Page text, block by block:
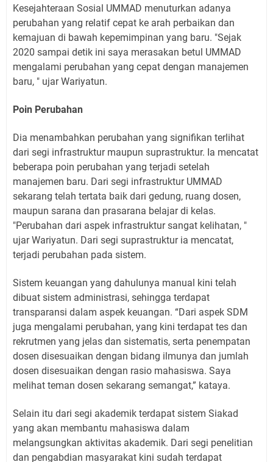
Kesejahteraan Sosial UMMAD menuturkan adanya
perubahan yang relatif cepat ke arah perbaikan dan
kemajuan di bawah kepemimpinan yang baru. "Sejak
2020 sampai detik ini saya merasakan betul UMMAD
mengalami perubahan yang cepat dengan manajemen
baru, " ujar Wariyatun.
Poin Perubahan
Dia menambahkan perubahan yang signifikan terlihat
dari segi infrastruktur maupun suprastruktur. Ia mencatat
beberapa poin perubahan yang terjadi setelah
manajemen baru. Dari segi infrastruktur UMMAD
sekarang telah tertata baik dari gedung, ruang dosen,
maupun sarana dan prasarana belajar di kelas.
"Perubahan dari aspek infrastruktur sangat kelihatan, "
ujar Wariyatun. Dari segi suprastruktur ia mencatat,
terjadi perubahan pada sistem.
Sistem keuangan yang dahulunya manual kini telah
dibuat sistem administrasi, sehingga terdapat
transparansi dalam aspek keuangan. “Dari aspek SDM
juga mengalami perubahan, yang kini terdapat tes dan
rekrutmen yang jelas dan sistematis, serta penempatan
dosen disesuaikan dengan bidang ilmunya dan jumlah
dosen disesuaikan dengan rasio mahasiswa. Saya
melihat teman dosen sekarang semangat,” kataya.
Selain itu dari segi akademik terdapat sistem Siakad
yang akan membantu mahasiswa dalam
melangsungkan aktivitas akademik. Dari segi penelitian
dan pengabdian masyarakat kini sudah terdapat